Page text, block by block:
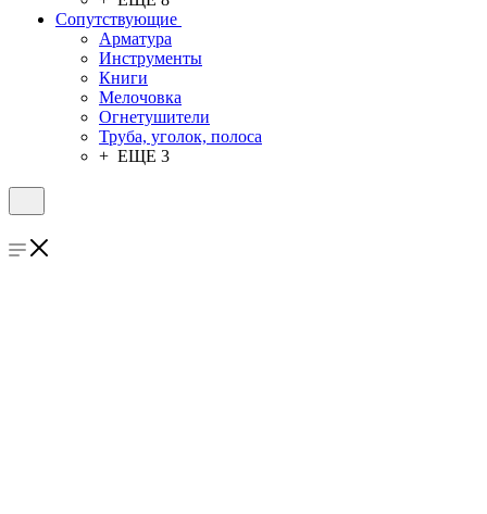
Сопутствующие
Арматура
Инструменты
Книги
Мелочовка
Огнетушители
Труба, уголок, полоса
+ ЕЩЕ 3